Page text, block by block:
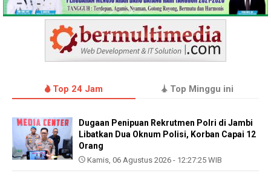
Top 24 Jam Top Minggu ini
Dugaan Penipuan Rekrutmen Polri di Jambi
Libatkan Dua Oknum Polisi, Korban Capai 12
Orang
Kamis, 06 Agustus 2026 - 12:27:25 WIB